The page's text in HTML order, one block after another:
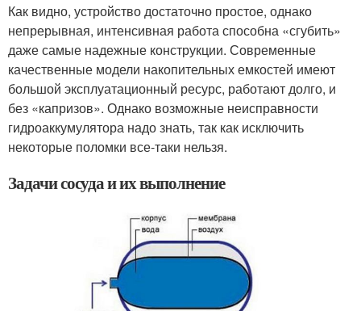
Как видно, устройство достаточно простое, однако
непрерывная, интенсивная работа способна «сгубить»
даже самые надежные конструкции. Современные
качественные модели накопительных емкостей имеют
большой эксплуатационный ресурс, работают долго, и
без «капризов». Однако возможные неисправности
гидроаккумулятора надо знать, так как исключить
некоторые поломки все-таки нельзя.
Задачи сосуда и их выполнение